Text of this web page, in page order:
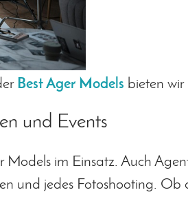
Best Ager Models bieten
und Events
Models im Einsatz. Auch
und jedes Fotoshooting.